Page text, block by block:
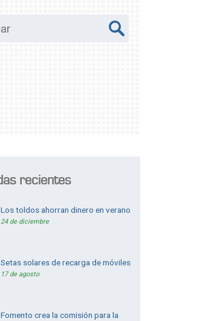
recientes
Los toldos ahorran dinero en verano
24 de diciembre
Setas solares de recarga de móviles
17 de agosto
Fomento crea la comisión para la